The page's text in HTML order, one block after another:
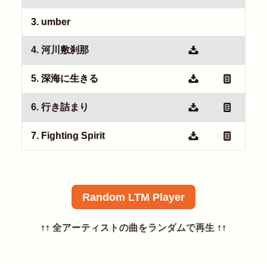
3. umber
4. 河川敷刹那
5. 深海に生きる
6. 行き詰まり
7. Fighting Spirit
Random LTM Player
↑↑ 全アーティストの曲をランダムで再生 ↑↑